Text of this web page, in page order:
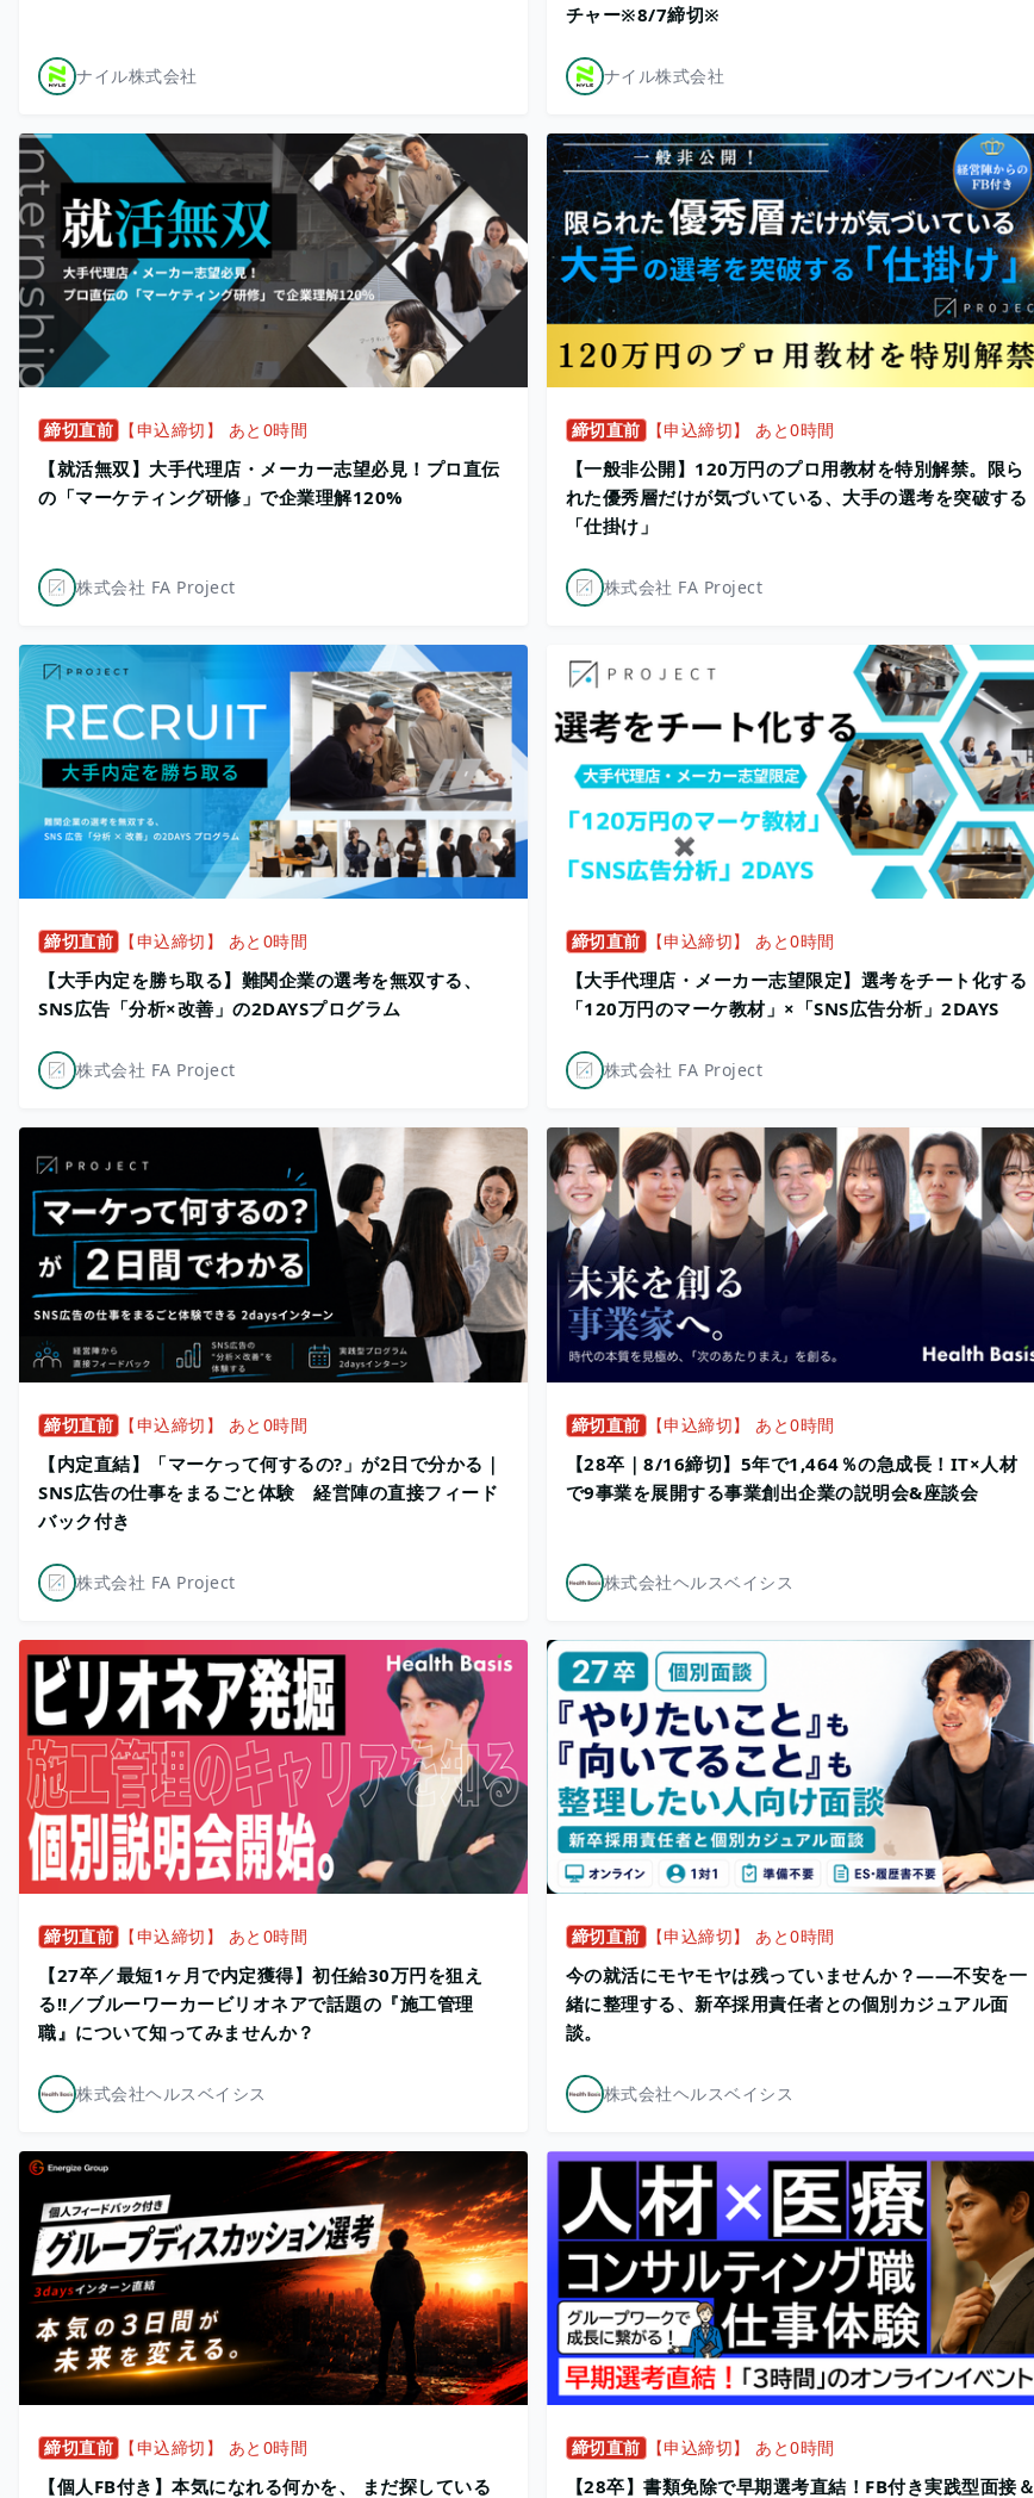
ナイル株式会社
チャー※8/7締切※
ナイル株式会社
締切直前 【申込締切】 あと0時間
【就活無双】大手代理店・メーカー志望必見！プロ直伝
の「マーケティング研修」で企業理解120%
株式会社 FA Project
締切直前 【申込締切】 あと0時間
【一般非公開】120万円のプロ用教材を特別解禁。限ら
れた優秀層だけが気づいている、大手の選考を突破する
「仕掛け」
株式会社 FA Project
締切直前 【申込締切】 あと0時間
【大手内定を勝ち取る】難関企業の選考を無双する、
SNS広告「分析×改善」の2DAYSプログラム
株式会社 FA Project
締切直前 【申込締切】 あと0時間
【大手代理店・メーカー志望限定】選考をチート化する
「120万円のマーケ教材」×「SNS広告分析」2DAYS
株式会社 FA Project
締切直前 【申込締切】 あと0時間
【内定直結】「マーケって何するの?」が2日で分かる｜
SNS広告の仕事をまるごと体験 経営陣の直接フィード
バック付き
株式会社 FA Project
締切直前 【申込締切】 あと0時間
【28卒｜8/16締切】5年で1,464％の急成長！IT×人材
で9事業を展開する事業創出企業の説明会&座談会
株式会社ヘルスベイシス
締切直前 【申込締切】 あと0時間
【27卒／最短1ヶ月で内定獲得】初任給30万円を狙え
る!!／ブルーワーカービリオネアで話題の『施工管理
職』について知ってみませんか？
株式会社ヘルスベイシス
締切直前 【申込締切】 あと0時間
今の就活にモヤモヤは残っていませんか？——不安を一
緒に整理する、新卒採用責任者との個別カジュアル面
談。
株式会社ヘルスベイシス
締切直前 【申込締切】 あと0時間
【個人FB付き】本気になれる何かを、 まだ探している
締切直前 【申込締切】 あと0時間
【28卒】書類免除で早期選考直結！FB付き実践型面接＆